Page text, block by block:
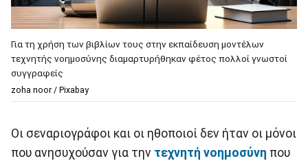
Για τη χρήση των βιβλίων τους στην εκπαίδευση μοντέλων
τεχνητής νοημοσύνης διαμαρτυρήθηκαν φέτος πολλοί γνωστοί
συγγραφείς
zoha noor / Pixabay
Οι σεναριογράφοι και οι ηθοποιοί δεν ήταν οι μόνοι
που ανησυχούσαν για την τεχνητή νοημοσύνη που